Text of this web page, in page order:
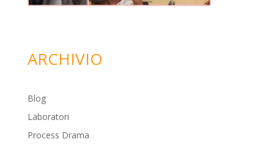
ARCHIVIO
Blog
Laboratori
Process Drama